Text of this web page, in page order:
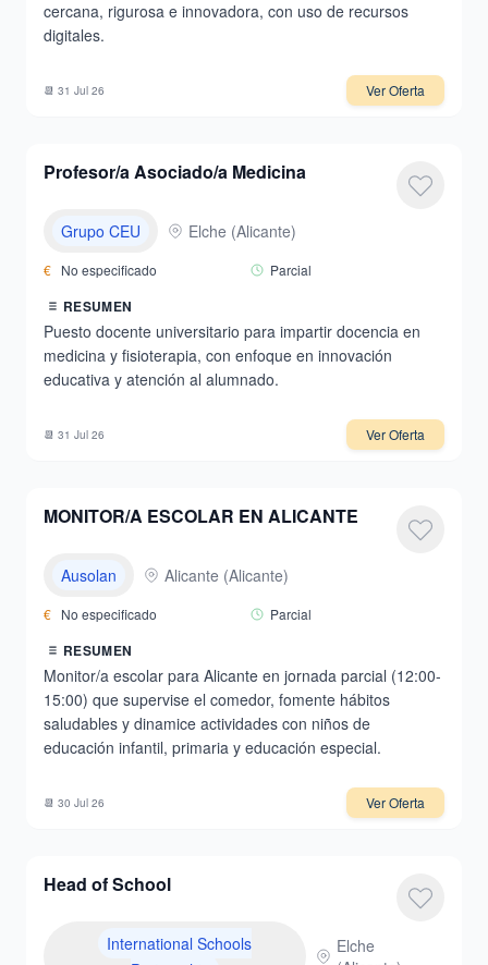
cercana, rigurosa e innovadora, con uso de recursos
digitales.
📆 31 Jul 26 Ver Oferta
Profesor/a Asociado/a Medicina
Grupo CEU Elche (Alicante)
€ No especificado Parcial
RESUMEN
Puesto docente universitario para impartir docencia en
medicina y fisioterapia, con enfoque en innovación
educativa y atención al alumnado.
📆 31 Jul 26 Ver Oferta
MONITOR/A ESCOLAR EN ALICANTE
Ausolan Alicante (Alicante)
€ No especificado Parcial
RESUMEN
Monitor/a escolar para Alicante en jornada parcial (12:00-
15:00) que supervise el comedor, fomente hábitos
saludables y dinamice actividades con niños de
educación infantil, primaria y educación especial.
📆 30 Jul 26 Ver Oferta
Head of School
International Schools
Elche